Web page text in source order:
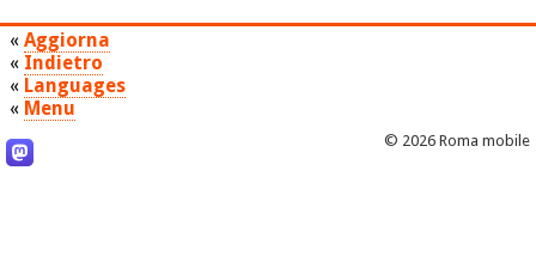
« Aggiorna
« Indietro
« Languages
« Menu
© 2026 Roma mobile